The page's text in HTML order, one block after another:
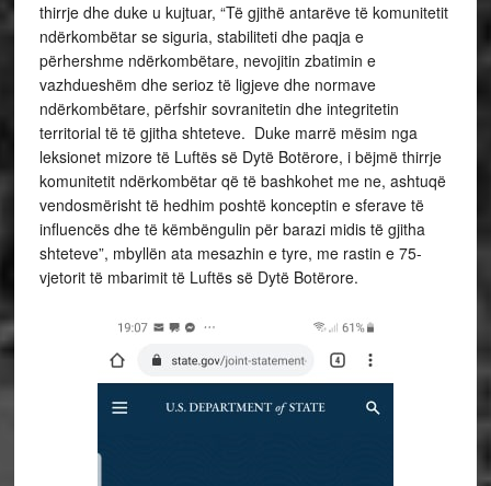
thirrje dhe duke u kujtuar, “Të gjithë antarëve të komunitetit
ndërkombëtar se siguria, stabiliteti dhe paqja e
përhershme ndërkombëtare, nevojitin zbatimin e
vazhdueshëm dhe serioz të ligjeve dhe normave
ndërkombëtare, përfshir sovranitetin dhe integritetin
territorial të të gjitha shteteve. Duke marrë mësim nga
leksionet mizore të Luftës së Dytë Botërore, i bëjmë thirrje
komunitetit ndërkombëtar që të bashkohet me ne, ashtuqë
vendosmërisht të hedhim poshtë konceptin e sferave të
influencës dhe të këmbëngulin për barazi midis të gjitha
shteteve”, mbyllën ata mesazhin e tyre, me rastin e 75-
vjetorit të mbarimit të Luftës së Dytë Botërore.